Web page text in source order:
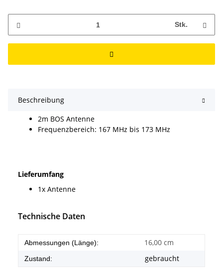
Stk.
Beschreibung
2m BOS Antenne
Frequenzbereich: 167 MHz bis 173 MHz
Lieferumfang
1x Antenne
Technische Daten
Abmessungen (Länge): 16,00 cm
Zustand: gebraucht